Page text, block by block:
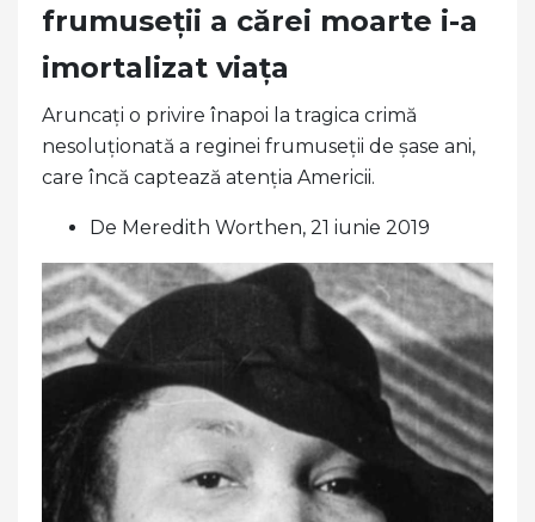
frumuseții a cărei moarte i-a
imortalizat viața
Aruncați o privire înapoi la tragica crimă
nesoluționată a reginei frumuseții de șase ani,
care încă captează atenția Americii.
De Meredith Worthen, 21 iunie 2019